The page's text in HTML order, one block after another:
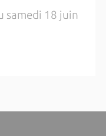
samedi 18 juin